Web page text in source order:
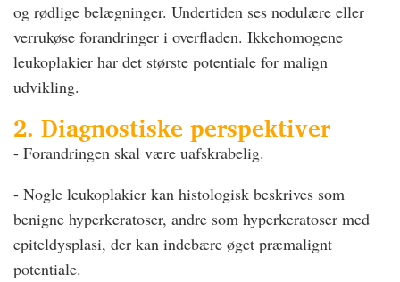
og rødlige belægninger. Undertiden ses nodulære eller
verrukøse forandringer i overfladen. Ikkehomogene
leukoplakier har det største potentiale for malign
udvikling.
2. Diagnostiske perspektiver
- Forandringen skal være uafskrabelig.
- Nogle leukoplakier kan histologisk beskrives som
benigne hyperkeratoser, andre som hyperkeratoser med
epiteldysplasi, der kan indebære øget præmalignt
potentiale.